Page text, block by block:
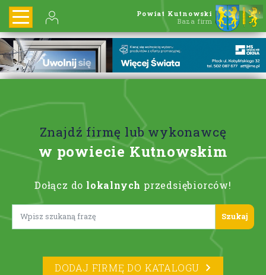
Powiat Kutnowski
Baza firm
Znajdź firmę lub wykonawcę
w powiecie Kutnowskim
Dołącz do lokalnych przedsiębiorców!
Lorem ipsum
DODAJ FIRMĘ DO KATALOGU